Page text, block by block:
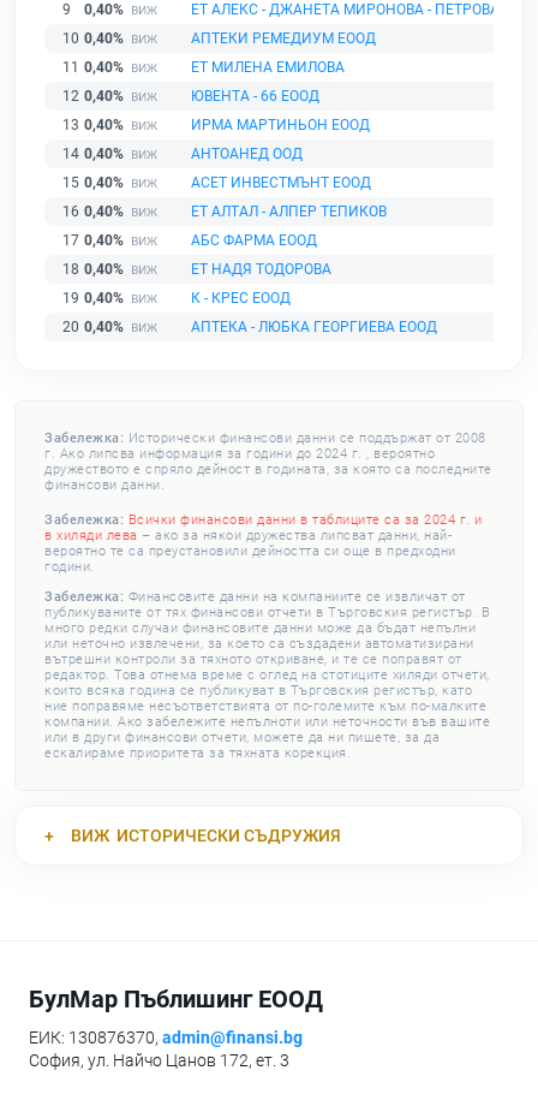
9
0,40%
ЕТ АЛЕКС - ДЖАНЕТА МИРОНОВА - ПЕТРОВА
10 0,40%
АПТЕКИ РЕМЕДИУМ ЕООД
11 0,40%
ЕТ МИЛЕНА ЕМИЛОВА
12 0,40%
ЮВЕНТА - 66 ЕООД
13 0,40%
ИРМА МАРТИНЬОН ЕООД
14 0,40%
АНТОАНЕД ООД
15 0,40%
АСЕТ ИНВЕСТМЪНТ ЕООД
16 0,40%
ЕТ АЛТАЛ - АЛПЕР ТЕПИКОВ
17 0,40%
АБС ФАРМА ЕООД
18 0,40%
ЕТ НАДЯ ТОДОРОВА
19 0,40%
К - КРЕС ЕООД
20 0,40% АПТЕКА - ЛЮБКА ГЕОРГИЕВА ЕООД
Забележка: Исторически финансови данни се поддържат от 2008
г. Ако липсва информация за години до 2024 г. , вероятно
дружеството е спряло дейност в годината, за която са последните
финансови данни.
Забележка: Всички финансови данни в таблиците са за 2024 г. и
в хиляди лева – ако за някои дружества липсват данни, най-
вероятно те са преустановили дейността си още в предходни
години.
Забележка: Финансовите данни на компаниите се извличат от
публикуваните от тях финансови отчети в Търговския регистър. В
много редки случаи финансовите данни може да бъдат непълни
или неточно извлечени, за което са създадени автоматизирани
вътрешни контроли за тяхното откриване, и те се поправят от
редактор. Това отнема време с оглед на стотиците хиляди отчети,
които всяка година се публикуват в Търговския регистър, като
ние поправяме несъответствията от по-големите към по-малките
компании. Ако забележите непълноти или неточности във вашите
или в други финансови отчети, можете да ни пишете, за да
ескалираме приоритета за тяхната корекция.
ВИЖ ИСТОРИЧЕСКИ СЪДРУЖИЯ
БулМар Пъблишинг ЕООД
ЕИК: 130876370, admin@finansi.bg
София, ул. Найчо Цанов 172, ет. 3